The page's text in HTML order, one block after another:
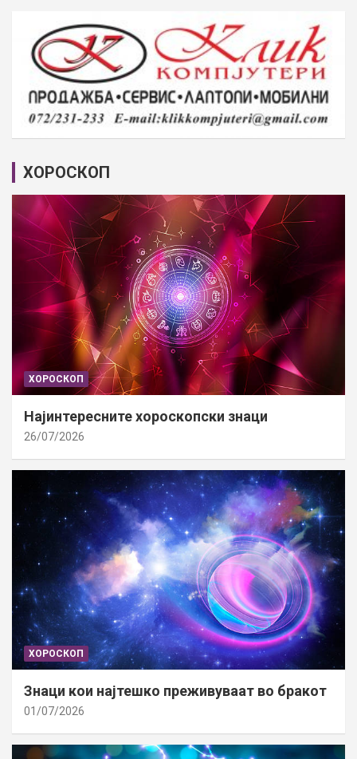
ХОРОСКОП
ХОРОСКОП
Најинтересните хороскопски знаци
26/07/2026
ХОРОСКОП
Знаци кои најтешко преживуваат во бракот
01/07/2026